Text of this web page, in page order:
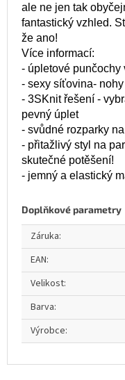
ale ne jen tak
fantastický vzhled.
že ano!
Více informací:
- úpletové punčochy
- sexy síťovina-
- 3SKnit řešení -
pevný úplet
- svůdné rozparky
- přitažlivý styl na
skutečné potěšení!
- jemný a elastický
Doplňkové parametry
Záruka:
EAN:
Velikost:
Barva:
Výrobce: